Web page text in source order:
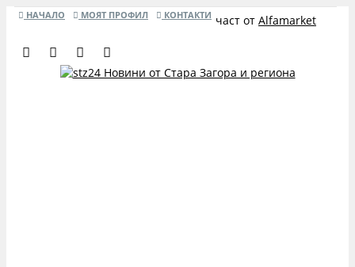
НАЧАЛО МОЯТ ПРОФИЛ КОНТАКТИ част от Alfamarket